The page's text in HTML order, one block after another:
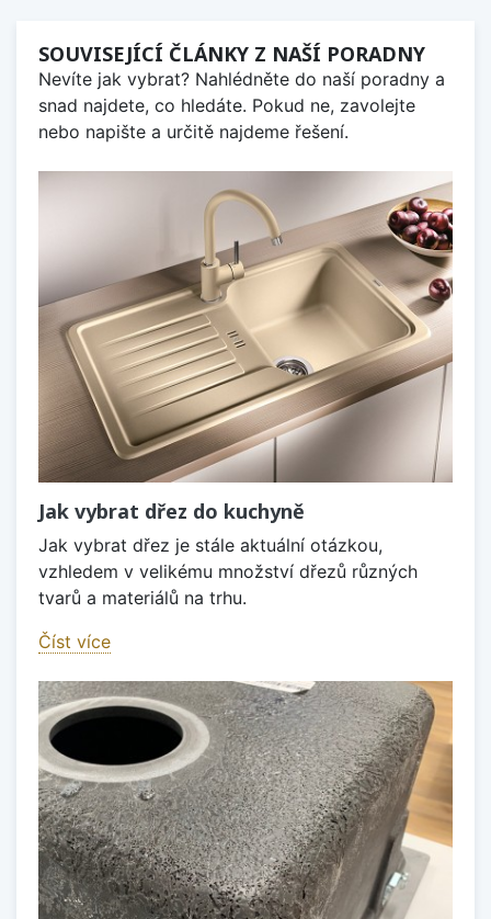
SOUVISEJÍCÍ ČLÁNKY Z NAŠÍ PORADNY
Nevíte jak vybrat? Nahlédněte do naší poradny a
snad najdete, co hledáte. Pokud ne, zavolejte
nebo napište a určitě najdeme řešení.
Jak vybrat dřez do kuchyně
Jak vybrat dřez je stále aktuální otázkou,
vzhledem v velikému množství dřezů různých
tvarů a materiálů na trhu.
Číst více